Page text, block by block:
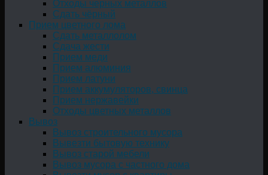
Отходы черных металлов
Сдать чёрный
Прием цветного лома
Сдать металлолом
Сдача жести
Прием меди
Прием алюминия
Прием латуни
Прием аккумуляторов, свинца
Прием нержавейки
Отходы цветных металлов
Вывоз
Вывоз строительного мусора
Вывезти бытовую технику
Вывоз старой мебели
Вывоз мусора с частного дома